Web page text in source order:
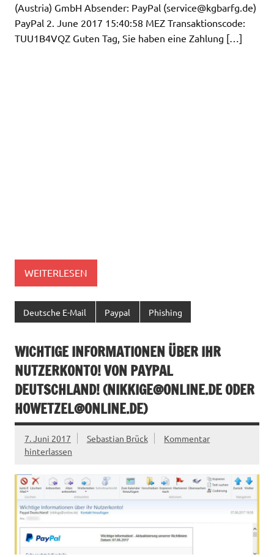
(Austria) GmbH Absender: PayPal (service@kgbarfg.de)
PayPal 2. June 2017 15:40:58 MEZ Transaktionscode:
TUU1B4VQZ Guten Tag, Sie haben eine Zahlung […]
WEITERLESEN
Deutsche E-Mail Paypal Phishing
WICHTIGE INFORMATIONEN ÜBER IHR
NUTZERKONTO! VON PAYPAL
DEUTSCHLAND! (NIKKIGE@ONLINE.DEODER
HOWETZEL@ONLINE.DE)
7. Juni 2017 Sebastian Brück
Kommentar
hinterlassen